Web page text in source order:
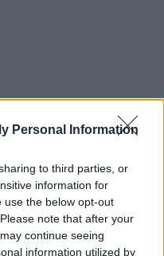
Personal Information
to third parties, or
information for
use the below opt-out
note that after your
continue seeing
information utilized by